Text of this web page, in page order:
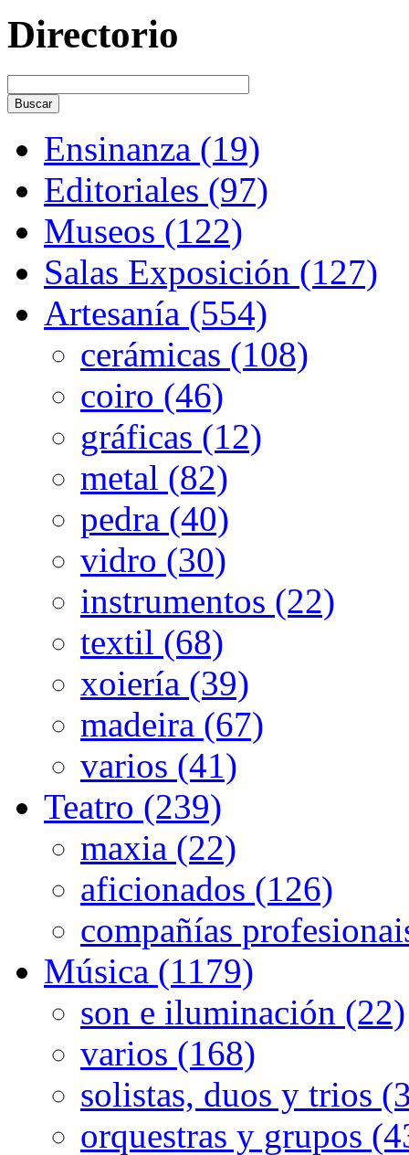
Directorio
Ensinanza (19)
Editoriales (97)
Museos (122)
Salas Exposición (127)
Artesanía (554)
cerámicas (108)
coiro (46)
gráficas (12)
metal (82)
pedra (40)
vidro (30)
instrumentos (22)
textil (68)
xoiería (39)
madeira (67)
varios (41)
Teatro (239)
maxia (22)
aficionados (126)
compañías
Música (1179)
son e iluminación (22)
varios (168)
solistas, duos y trios
orquestras y grupos